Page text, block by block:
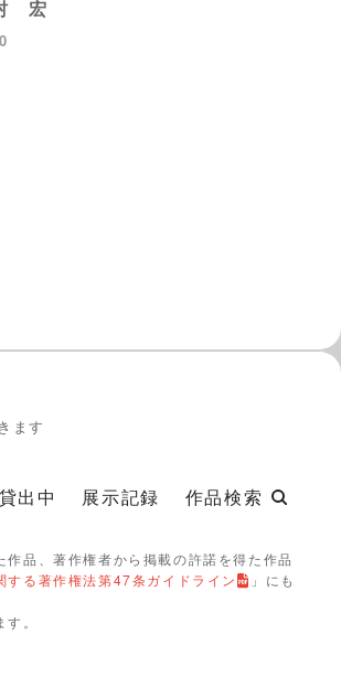
宏
ます
出中 展示記録 作品検索
品、著作権者から掲載の許諾を得た作品
る著作権法第47条ガイドライン
」にも
。